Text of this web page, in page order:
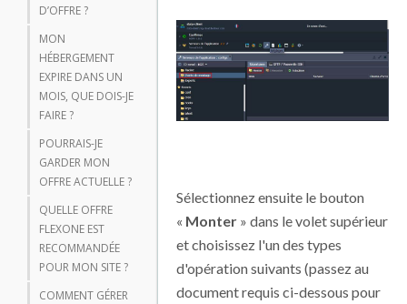
D’OFFRE ?
MON
HÉBERGEMENT
EXPIRE DANS UN
MOIS, QUE DOIS-JE
FAIRE ?
POURRAIS-JE
GARDER MON
OFFRE ACTUELLE ?
QUELLE OFFRE
FLEXONE EST
RECOMMANDÉE
POUR MON SITE ?
COMMENT GÉRER
Sélectionnez ensuite le bouton
« Monter » dans le volet supérieur
et choisissez l'un des types
d'opération suivants (passez au
document requis ci-dessous pour